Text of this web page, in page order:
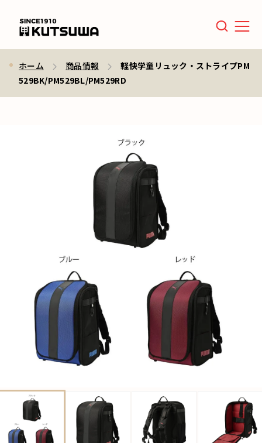
Menu
ホーム 商品情報
軽快学童リュック・ストライプPM
529BK/PM529BL/PM529RD